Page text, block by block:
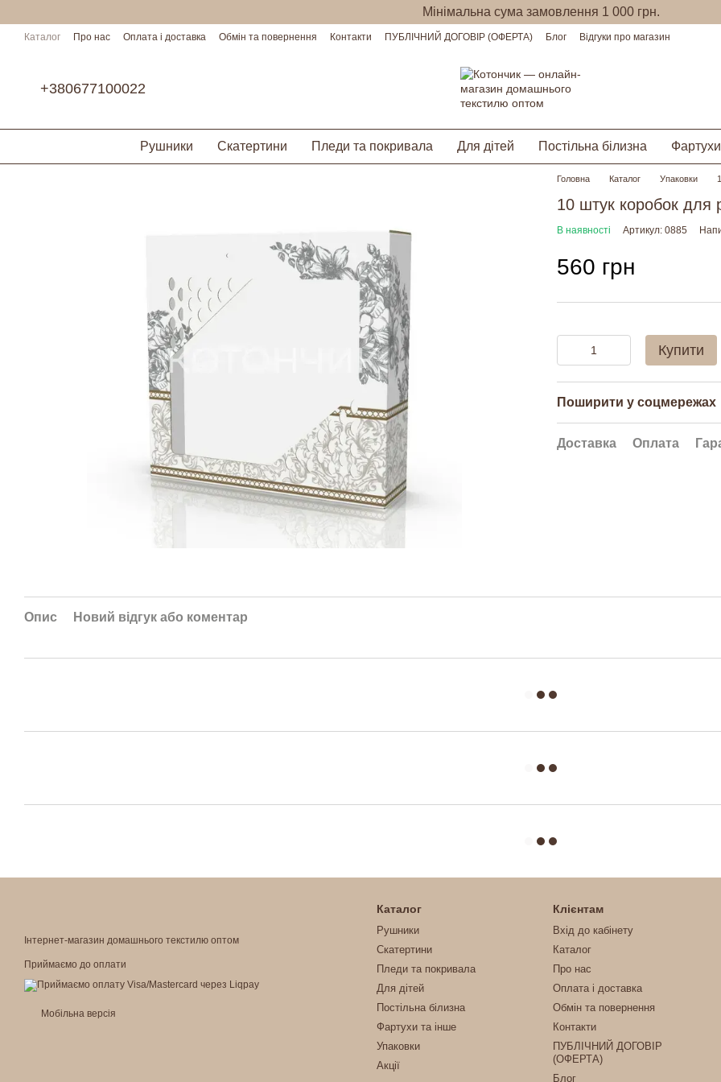
Мінімальна сума замовлення 1 000 грн.
Каталог Про нас Оплата і доставка Обмін та повернення Контакти ПУБЛІЧНИЙ ДОГОВІР (ОФЕРТА) Блог
Відгуки про магазин
+380677100022
Рушники Скатертини Пледи та покривала Для дітей Постільна білизна
Головна Каталог Упаковки
10 штук коробок для
В наявності Артикул: 0885
560 грн
Купити
Поширити у соцмережах
Доставка Оплата
Опис Новий відгук або коментар
Інтернет-магазин домашнього текстилю оптом
Приймаємо до оплати
Мобільна версія
Каталог
Рушники
Скатертини
Пледи та покривала
Для дітей
Постільна білизна
Фартухи та інше
Упаковки
Акції
Клієнтам
Вхід до кабінету
Каталог
Про нас
Оплата і доставка
Обмін та повернення
Контакти
ПУБЛІЧНИЙ ДОГОВІР
(ОФЕРТА)
Блог